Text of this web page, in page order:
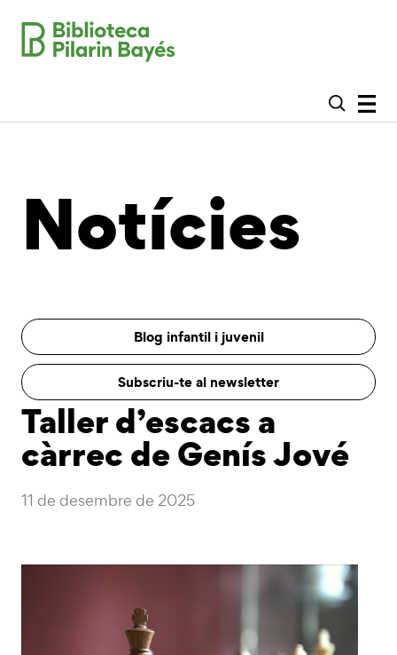
Notícies
Blog infantil i juvenil
Subscriu-te al newsletter
Taller d’escacs a
càrrec de Genís Jové
11 de desembre de 2025